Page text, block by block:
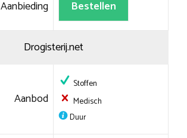
Aanbieding Bestellen
Drogisterij.net
Aanbod
Stoffen
Medisch
Duur